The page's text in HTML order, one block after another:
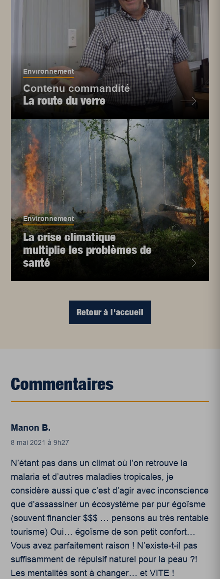
Environnement
Contenu commandité
La route du verre
Environnement
La crise climatique
multiplie les problèmes de
santé
Retour à l'accueil
Commentaires
Manon B.
8 mai 2021 à 9h27
N’étant pas dans un climat où l’on retrouve la
malaria et d’autres maladies tropicales, je
considère aussi que c’est d’agir avec inconscience
que d’assassiner un écosystème par pur égoïsme
(souvent financier $$$ … pensons au très rentable
tourisme) Oui… égoïsme de son petit confort…
Vous avez parfaitement raison ! N’existe-t-il pas
suffisamment de répulsif naturel pour la peau ?!
Les mentalités sont à changer… et VITE !